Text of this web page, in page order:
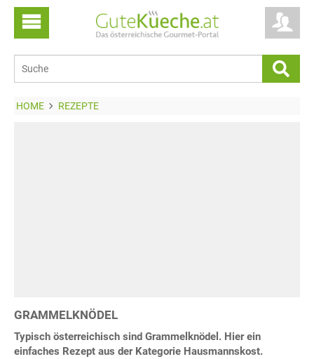
HOME REZEPTE
GRAMMELKNÖDEL
Typisch österreichisch sind Grammelknödel. Hier ein
einfaches Rezept aus der Kategorie Hausmannskost.